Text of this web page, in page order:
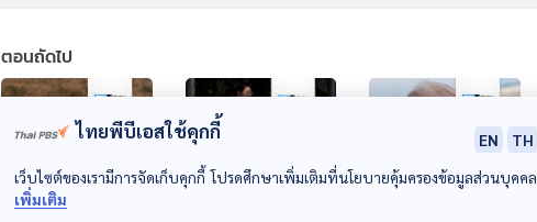
ตอนถัดไป
ไทยพีบีเอสใช้คุกกี้ EN
TH
เว็บไซต์ของเรามีการจัดเก็บคุกกี้ โปรดศึกษาเพิ่มเติมที่นโยบายคุ้มครองข้อมูลส่วนบุคคล
เพิ่มเติม